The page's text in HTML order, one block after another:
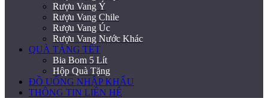
Rượu Vang Ý
Rượu Vang Chile
Rượu Vang Úc
Rượu Vang Nước Khác
QUÀ TẶNG TẾT
Bia Bom 5 Lít
Hộp Quà Tặng
ĐỒ UỐNG NHẬP KHẨU
THÔNG TIN LIÊN HỆ